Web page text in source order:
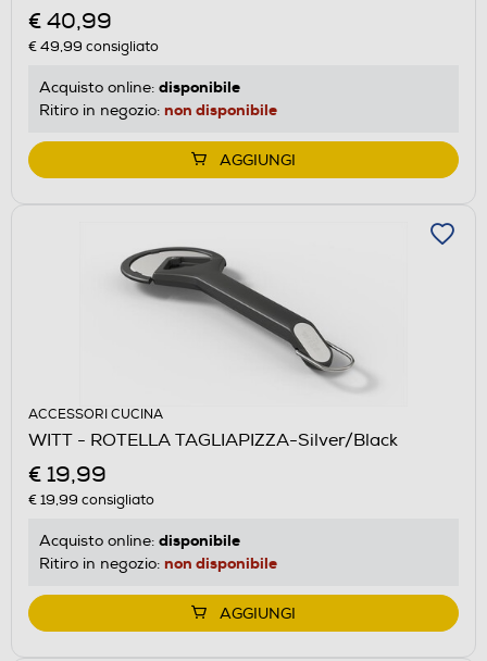
€ 40,99
€ 49,99 consigliato
Acquisto online: disponibile
Ritiro in negozio: non disponibile
AGGIUNGI
ACCESSORI CUCINA
WITT - ROTELLA TAGLIAPIZZA-Silver/Black
€ 19,99
€ 19,99 consigliato
Acquisto online: disponibile
Ritiro in negozio: non disponibile
AGGIUNGI